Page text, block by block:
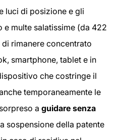
luci di posizione e gli
multe salatissime (da 422
rimanere concentrato
smartphone, tablet e in
che costringe il
temporaneamente le
a guidare senza
sospensione della patente